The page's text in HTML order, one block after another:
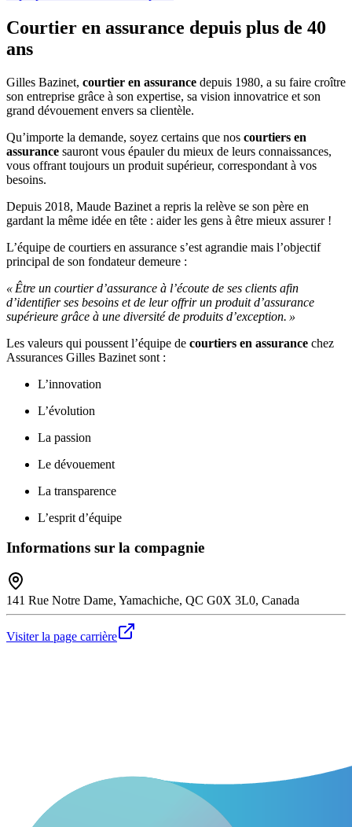
Courtier en assurance depuis plus de 40
ans
Gilles Bazinet, courtier en assurance depuis 1980, a su faire croître
son entreprise grâce à son expertise, sa vision innovatrice et son
grand dévouement envers sa clientèle.
Qu’importe la demande, soyez certains que nos courtiers en
assurance sauront vous épauler du mieux de leurs connaissances,
vous offrant toujours un produit supérieur, correspondant à vos
besoins.
Depuis 2018, Maude Bazinet a repris la relève se son père en
gardant la même idée en tête : aider les gens à être mieux assurer !
L’équipe de courtiers en assurance s’est agrandie mais l’objectif
principal de son fondateur demeure :
« Être un courtier d’assurance à l’écoute de ses clients afin
d’identifier ses besoins et de leur offrir un produit d’assurance
supérieure grâce à une diversité de produits d’exception. »
Les valeurs qui poussent l’équipe de courtiers en assurance chez
Assurances Gilles Bazinet sont :
L’innovation
L’évolution
La passion
Le dévouement
La transparence
L’esprit d’équipe
Informations sur la compagnie
141 Rue Notre Dame, Yamachiche, QC G0X 3L0, Canada
Visiter la page carrière